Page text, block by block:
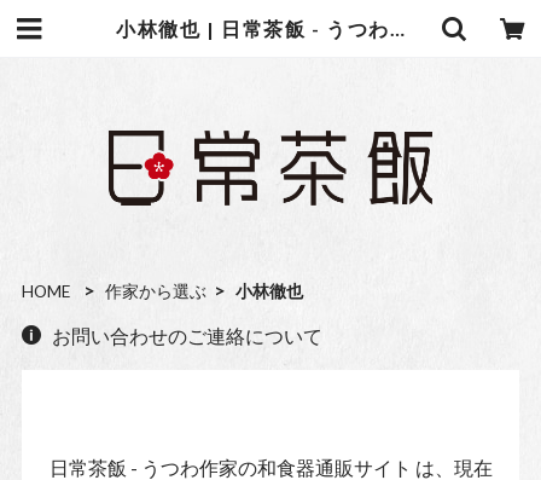
小林徹也 | 日常茶飯 - うつわ作家の和食器通販サイト
HOME 作家から選ぶ 小林徹也
お問い合わせのご連絡について
日常茶飯 - うつわ作家の和食器通販サイト は、現在